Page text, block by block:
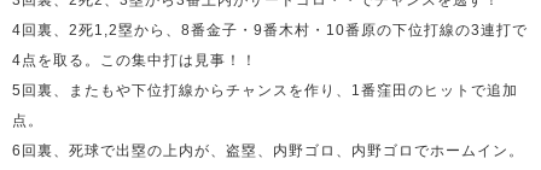
4回裏、2死1,2塁から、8番金子・9番木村・10番原の下位打線の3連打で
4点を取る。この集中打は見事！！
5回裏、またもや下位打線からチャンスを作り、1番窪田のヒットで追加
点。
6回裏、死球で出塁の上内が、盗塁、内野ゴロ、内野ゴロでホームイン。